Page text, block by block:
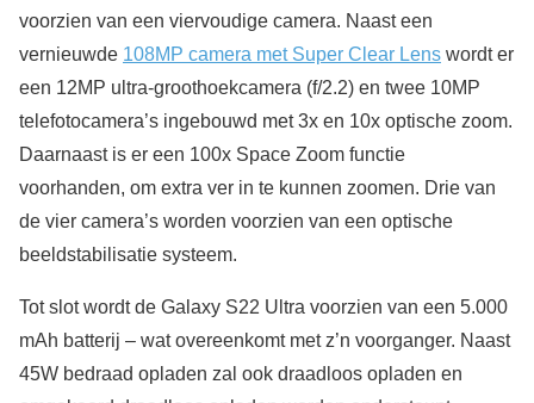
voorzien van een viervoudige camera. Naast een
vernieuwde 108MP camera met Super Clear Lens wordt er
een 12MP ultra-groothoekcamera (f/2.2) en twee 10MP
telefotocamera’s ingebouwd met 3x en 10x optische zoom.
Daarnaast is er een 100x Space Zoom functie
voorhanden, om extra ver in te kunnen zoomen. Drie van
de vier camera’s worden voorzien van een optische
beeldstabilisatie systeem.
Tot slot wordt de Galaxy S22 Ultra voorzien van een 5.000
mAh batterij – wat overeenkomt met z’n voorganger. Naast
45W bedraad opladen zal ook draadloos opladen en